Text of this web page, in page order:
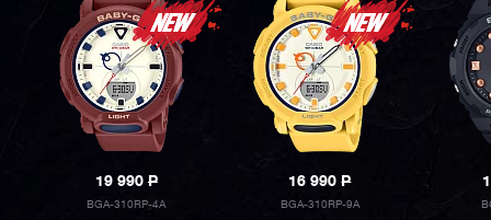
19 990P
BGA-310RP-4A
16 990P
BGA-310RP-9A